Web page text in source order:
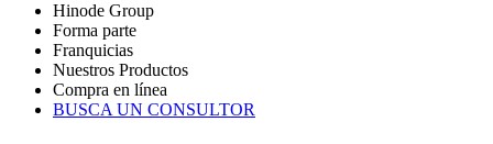
Hinode Group
Forma parte
Franquicias
Nuestros Productos
Compra en línea
BUSCA UN CONSULTOR